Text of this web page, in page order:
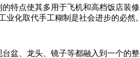
点使其多用于飞机和高档饭店装修
业化取代手工糊制是社会进步的必然。
、龙头、镜子等都融入到一个的整